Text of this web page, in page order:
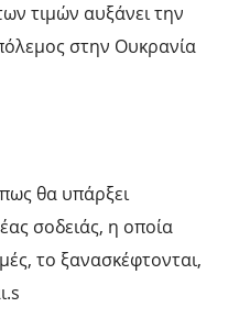
τιμών αυξάνει την
στην Ουκρανία
θα υπάρξει
σοδειάς, η οποία
το ξανασκέφτονται,